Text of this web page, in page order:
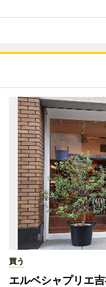
買う
エルベシャプリエ